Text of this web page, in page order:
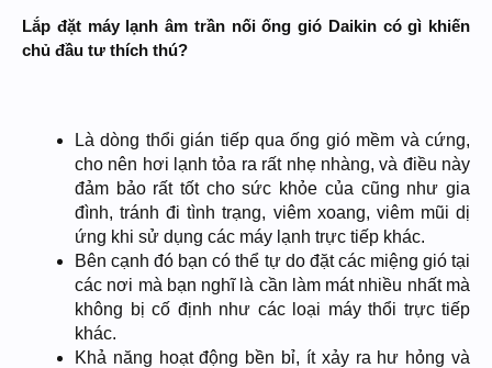
Lắp đặt máy lạnh âm trần nối ống gió Daikin có gì khiến
chủ đầu tư thích thú?
Là dòng thổi gián tiếp qua ống gió mềm và cứng,
cho nên hơi lạnh tỏa ra rất nhẹ nhàng, và điều này
đảm bảo rất tốt cho sức khỏe của cũng như gia
đình, tránh đi tình trạng, viêm xoang, viêm mũi dị
ứng khi sử dụng các máy lạnh trực tiếp khác.
Bên cạnh đó bạn có thể tự do đặt các miệng gió tại
các nơi mà bạn nghĩ là cần làm mát nhiều nhất mà
không bị cố định như các loại máy thổi trực tiếp
khác.
Khả năng hoạt động bền bỉ, ít xảy ra hư hỏng và